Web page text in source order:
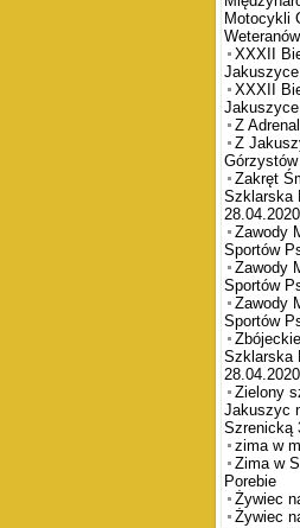
Motocykli
Weteranów
XXXII
Jakuszyce
XXXII
Jakuszyce
Z
Z
Górzystów
Zakręt
Szklarska
28.04.2020
Zawody
Sportów
Zawody
Sportów
Zawody
Sportów
Szklarska
28.04.2020
Zielony
Jakuszyc
Szrenicką
zima w
Zima w
Porebie
Żywiec
Żywiec